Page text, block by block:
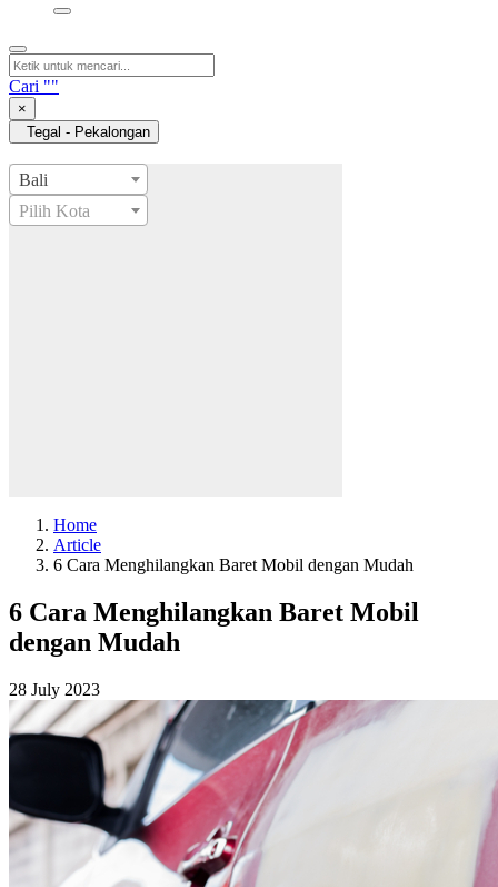
Cari ""
×
Tegal - Pekalongan
Bali
Pilih Kota
Home
Article
6 Cara Menghilangkan Baret Mobil dengan Mudah
6 Cara Menghilangkan Baret Mobil
dengan Mudah
28 July 2023